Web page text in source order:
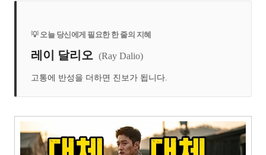
💡 오늘 당신에게 필요한 한 줄의 지혜
레이 달리오 (Ray Dalio)
고통에 반성을 더하면 진보가 됩니다.